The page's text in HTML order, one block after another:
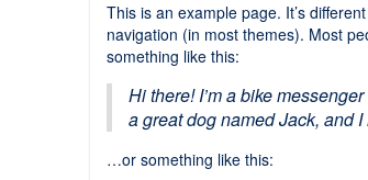
This is an example page. It’s
navigation (in most themes). Most
something like this:
Hi there! I’m a bike
a great dog named Jack, and
…or something like this: